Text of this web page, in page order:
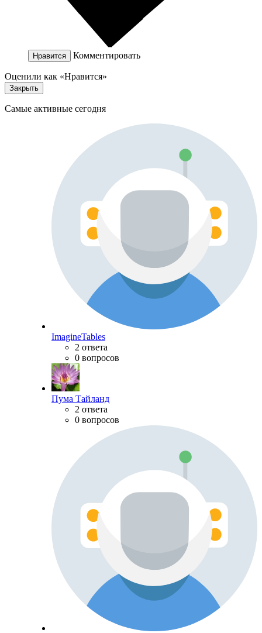
Нравится Комментировать
Оценили как «Нравится»
Закрыть
Самые активные сегодня
ImagineTables
2 ответа
0 вопросов
Пума Тайланд
2 ответа
0 вопросов